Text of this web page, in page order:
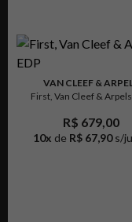
VAN CLEEF &
First, Van Cleef & Arpels
R$ 679,00
10x de R$ 67,90 s/